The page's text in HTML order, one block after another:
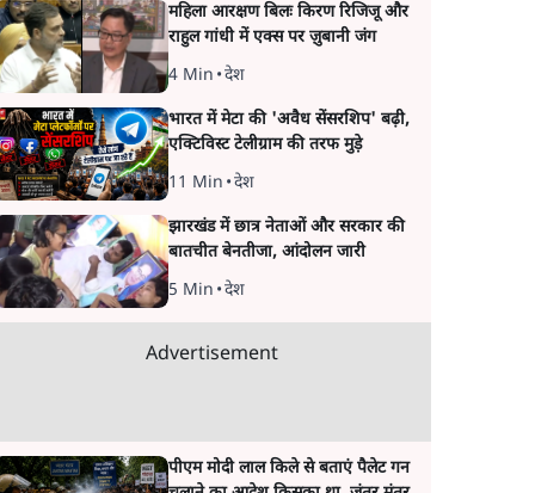
महिला आरक्षण बिलः किरण रिजिजू और
राहुल गांधी में एक्स पर ज़ुबानी जंग
4 Min •देश
भारत में मेटा की 'अवैध सेंसरशिप' बढ़ी,
एक्टिविस्ट टेलीग्राम की तरफ मुड़े
11 Min •देश
झारखंड में छात्र नेताओं और सरकार की
बातचीत बेनतीजा, आंदोलन जारी
5 Min •देश
Advertisement
पीएम मोदी लाल किले से बताएं पैलेट गन